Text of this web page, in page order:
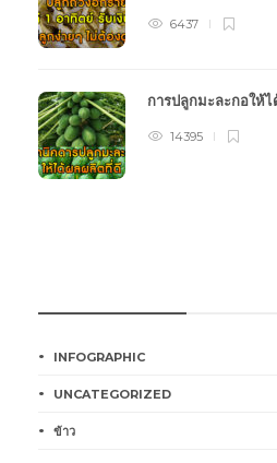
6437
การปลูกมะละกอให้
14395
INFOGRAPHIC
UNCATEGORIZED
ข้าว